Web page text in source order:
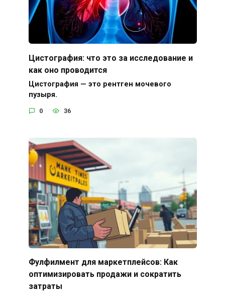
Цистография: что это за исследование и
как оно проводится
Цистография — это рентген мочевого
пузыря.
0 36
Фулфилмент для маркетплейсов: Как
оптимизировать продажи и сократить
затраты